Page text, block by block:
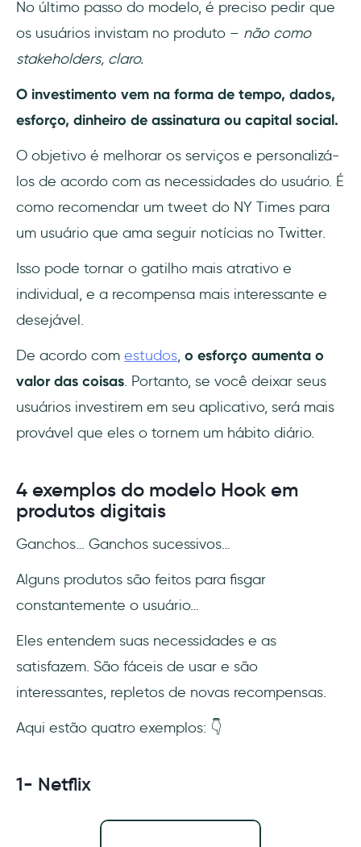
No último passo do modelo, é preciso pedir que
os usuários invistam no produto – não como
stakeholders, claro.
O investimento vem na forma de tempo, dados,
esforço, dinheiro de assinatura ou capital social.
O objetivo é melhorar os serviços e personalizá-
los de acordo com as necessidades do usuário. É
como recomendar um tweet do NY Times para
um usuário que ama seguir notícias no Twitter.
Isso pode tornar o gatilho mais atrativo e
individual, e a recompensa mais interessante e
desejável.
De acordo com estudos, o esforço aumenta o
valor das coisas. Portanto, se você deixar seus
usuários investirem em seu aplicativo, será mais
provável que eles o tornem um hábito diário.
4 exemplos do modelo Hook em
produtos digitais
Ganchos… Ganchos sucessivos…
Alguns produtos são feitos para fisgar
constantemente o usuário…
Eles entendem suas necessidades e as
satisfazem. São fáceis de usar e são
interessantes, repletos de novas recompensas.
Aqui estão quatro exemplos: 👇
1- Netflix